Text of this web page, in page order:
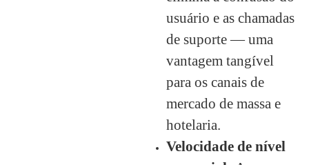
usuário e as chamadas
de suporte — uma
vantagem tangível
para os canais de
mercado de massa e
hotelaria.
Velocidade de nível